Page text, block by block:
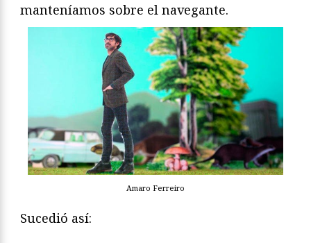
manteníamos sobre el navegante.
Amaro Ferreiro
Sucedió así: